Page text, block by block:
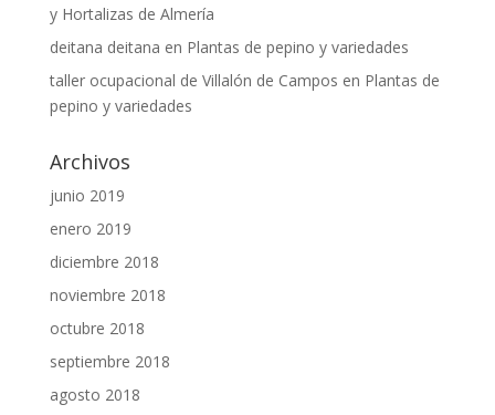
y Hortalizas de Almería
deitana deitana en Plantas de pepino y variedades
taller ocupacional de Villalón de Campos en Plantas de
pepino y variedades
Archivos
junio 2019
enero 2019
diciembre 2018
noviembre 2018
octubre 2018
septiembre 2018
agosto 2018